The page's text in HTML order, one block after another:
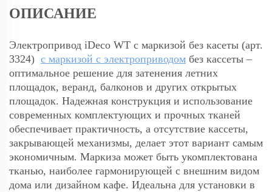
ОПИСАНИЕ
Электропривод iDeco WT с маркизой без касеты (арт.
3324) с маркизой с электроприводом без кассеты –
оптимальное решение для затенения летних
площадок, веранд, балконов и других открытых
площадок. Надежная конструкция и использование
современных комплектующих и прочных тканей
обеспечивает практичность, а отсутствие кассеты,
закрывающей механизмы, делает этот вариант самым
экономичным. Маркиза может быть укомплектована
тканью, наиболее гармонирующей с внешним видом
дома или дизайном кафе. Идеальна для установки в